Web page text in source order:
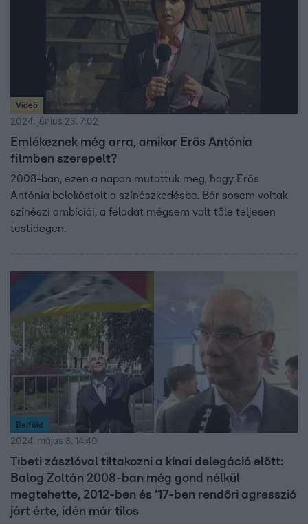
Videó
2024. június 23. 7:02
Emlékeznek még arra, amikor Erős Antónia
filmben szerepelt?
2008-ban, ezen a napon mutattuk meg, hogy Erős
Antónia belekóstolt a színészkedésbe. Bár sosem voltak
színészi ambíciói, a feladat mégsem volt tőle teljesen
testidegen.
Belföld
2024. május 8. 14:40
Tibeti zászlóval tiltakozni a kínai delegáció előtt:
Balog Zoltán 2008-ban még gond nélkül
megtehette, 2012-ben és '17-ben rendőri agresszió
járt érte, idén már tilos